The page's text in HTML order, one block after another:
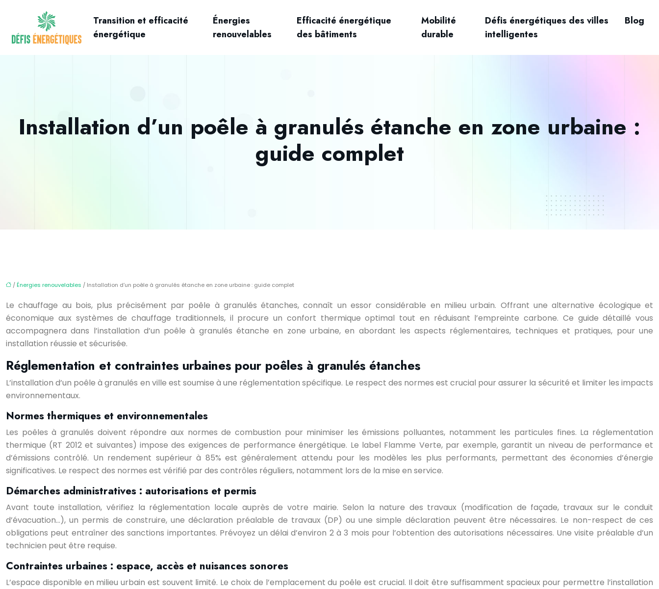
Transition et efficacité
énergétique
Énergies
renouvelables
Efficacité énergétique
des bâtiments
Mobilité
durable
Défis énergétiques des villes
intelligentes
Blog
Installation d’un poêle à granulés étanche en zone urbaine :
guide complet
/ Énergies renouvelables / Installation d’un poêle à granulés étanche en zone urbaine : guide complet
Le chauffage au bois, plus précisément par poêle à granulés étanches, connaît un essor considérable en milieu urbain. Offrant une alternative écologique et
économique aux systèmes de chauffage traditionnels, il procure un confort thermique optimal tout en réduisant l’empreinte carbone. Ce guide détaillé vous
accompagnera dans l’installation d’un poêle à granulés étanche en zone urbaine, en abordant les aspects réglementaires, techniques et pratiques, pour une
installation réussie et sécurisée.
Réglementation et contraintes urbaines pour poêles à granulés étanches
L’installation d’un poêle à granulés en ville est soumise à une réglementation spécifique. Le respect des normes est crucial pour assurer la sécurité et limiter les impacts
environnementaux.
Normes thermiques et environnementales
Les poêles à granulés doivent répondre aux normes de combustion pour minimiser les émissions polluantes, notamment les particules fines. La réglementation
thermique (RT 2012 et suivantes) impose des exigences de performance énergétique. Le label Flamme Verte, par exemple, garantit un niveau de performance et
d’émissions contrôlé. Un rendement supérieur à 85% est généralement attendu pour les modèles les plus performants, permettant des économies d’énergie
significatives. Le respect des normes est vérifié par des contrôles réguliers, notamment lors de la mise en service.
Démarches administratives : autorisations et permis
Avant toute installation, vérifiez la réglementation locale auprès de votre mairie. Selon la nature des travaux (modification de façade, travaux sur le conduit
d’évacuation…), un permis de construire, une déclaration préalable de travaux (DP) ou une simple déclaration peuvent être nécessaires. Le non-respect de ces
obligations peut entraîner des sanctions importantes. Prévoyez un délai d’environ 2 à 3 mois pour l’obtention des autorisations nécessaires. Une visite préalable d’un
technicien peut être requise.
Contraintes urbaines : espace, accès et nuisances sonores
L’espace disponible en milieu urbain est souvent limité. Le choix de l’emplacement du poêle est crucial. Il doit être suffisamment spacieux pour permettre l’installation